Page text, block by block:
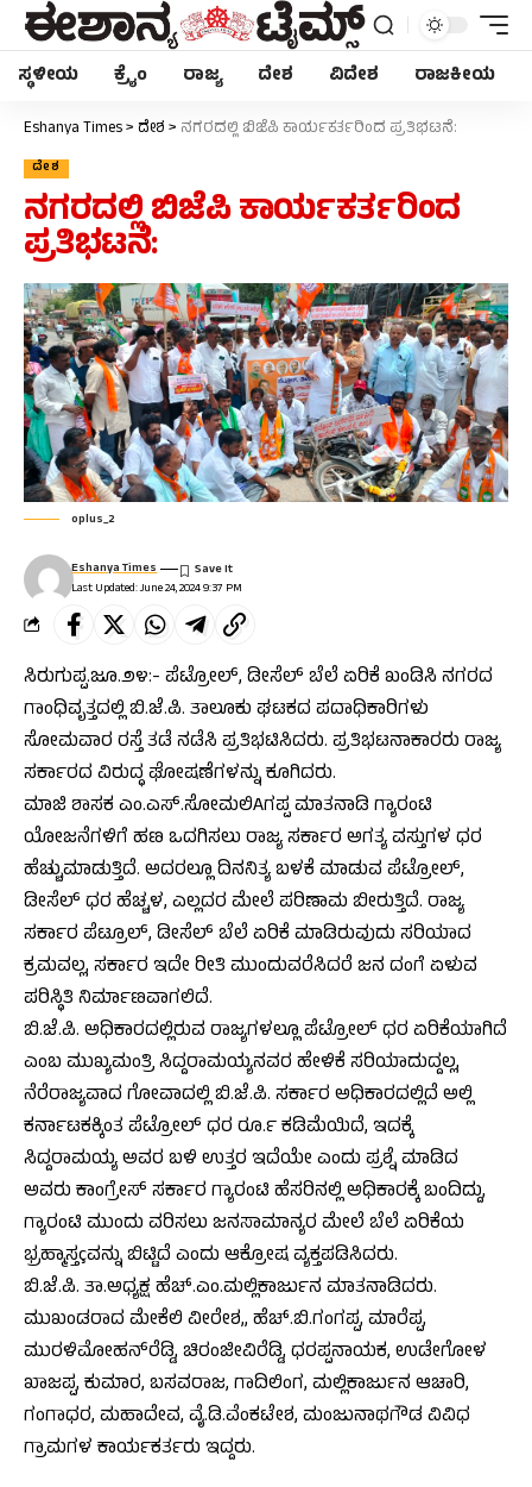
ಸ್ಥಳೀಯ ಕ್ರೈಂ ರಾಜ್ಯ ದೇಶ ವಿದೇಶ ರಾಜಕೀಯ
Eshanya Times>ದೇಶ> ನಗರದಲ್ಲಿ ಬಿಜೆಪಿ ಕಾರ್ಯಕರ್ತರಿಂದ ಪ್ರತಿಭಟನೆ:
ದೇಶ
ನಗರದಲ್ಲಿ ಬಿಜೆಪಿ ಕಾರ್ಯಕರ್ತರಿಂದ
ಪ್ರತಿಭಟನೆ:
oplus_2
Last Updated: June 24, 2024 9:37 PM
Eshanya Times
ಸಿರುಗುಪ್ಪ.ಜೂ.೨೪:- ಪೆಟ್ರೋಲ್, ಡೀಸೆಲ್ ಬೆಲೆ ಏರಿಕೆ ಖಂಡಿಸಿ ನಗರದ
ಗಾಂಧಿವೃತ್ತದಲ್ಲಿ ಬಿ.ಜೆ.ಪಿ. ತಾಲೂಕು ಘಟಕದ ಪದಾಧಿಕಾರಿಗಳು
ಸೋಮವಾರ ರಸ್ತೆ ತಡೆ ನಡೆಸಿ ಪ್ರತಿಭಟಿಸಿದರು. ಪ್ರತಿಭಟನಾಕಾರರು ರಾಜ್ಯ
ಸರ್ಕಾರದ ವಿರುದ್ಧ ಘೋಷಣೆಗಳನ್ನು ಕೂಗಿದರು.
ಮಾಜಿ ಶಾಸಕ ಎಂ.ಎಸ್.ಸೋಮಲಿAಗಪ್ಪ ಮಾತನಾಡಿ ಗ್ಯಾರಂಟಿ
ಯೋಜನೆಗಳಿಗೆ ಹಣ ಒದಗಿಸಲು ರಾಜ್ಯ ಸರ್ಕಾರ ಅಗತ್ಯ ವಸ್ತುಗಳ ಧರ
ಹೆಚ್ಚುಮಾಡುತ್ತಿದೆ. ಅದರಲ್ಲೂ ದಿನನಿತ್ಯ ಬಳಕೆ ಮಾಡುವ ಪೆಟ್ರೋಲ್,
ಡೀಸೆಲ್ ಧರ ಹೆಚ್ಚಳ, ಎಲ್ಲದರ ಮೇಲೆ ಪರಿಣಾಮ ಬೀರುತ್ತಿದೆ. ರಾಜ್ಯ
ಸರ್ಕಾರ ಪೆಟ್ರೂಲ್, ಡೀಸೆಲ್ ಬೆಲೆ ಏರಿಕೆ ಮಾಡಿರುವುದು ಸರಿಯಾದ
ಕ್ರಮವಲ್ಲ, ಸರ್ಕಾರ ಇದೇ ರೀತಿ ಮುಂದುವರೆಸಿದರೆ ಜನ ದಂಗೆ ಏಳುವ
ಪರಿಸ್ಥಿತಿ ನಿರ್ಮಾಣವಾಗಲಿದೆ.
ಬಿ.ಜೆ.ಪಿ. ಅಧಿಕಾರದಲ್ಲಿರುವ ರಾಜ್ಯಗಳಲ್ಲೂ ಪೆಟ್ರೋಲ್ ಧರ ಏರಿಕೆಯಾಗಿದೆ
ಎಂಬ ಮುಖ್ಯಮಂತ್ರಿ ಸಿದ್ದರಾಮಯ್ಯನವರ ಹೇಳಿಕೆ ಸರಿಯಾದುದ್ದಲ್ಲ,
ನೆರೆರಾಜ್ಯವಾದ ಗೋವಾದಲ್ಲಿ ಬಿ.ಜೆ.ಪಿ. ಸರ್ಕಾರ ಅಧಿಕಾರದಲ್ಲಿದೆ ಅಲ್ಲಿ
ಕರ್ನಾಟಕಕ್ಕಿಂತ ಪೆಟ್ರೋಲ್ ಧರ ರೂ.೯ ಕಡಿಮೆಯಿದೆ, ಇದಕ್ಕೆ
ಸಿದ್ದರಾಮಯ್ಯ ಅವರ ಬಳಿ ಉತ್ತರ ಇದೆಯೇ ಎಂದು ಪ್ರಶ್ನೆ ಮಾಡಿದ
ಅವರು ಕಾಂಗ್ರೇಸ್ ಸರ್ಕಾರ ಗ್ಯಾರಂಟಿ ಹೆಸರಿನಲ್ಲಿ ಅಧಿಕಾರಕ್ಕೆ ಬಂದಿದ್ದು,
ಗ್ಯಾರಂಟಿ ಮುಂದು ವರಿಸಲು ಜನಸಾಮಾನ್ಯರ ಮೇಲೆ ಬೆಲೆ ಏರಿಕೆಯ
ಭ್ರಹ್ಮಾಸ್ತçವನ್ನು ಬಿಟ್ಟಿದೆ ಎಂದು ಆಕ್ರೋಷ ವ್ಯಕ್ತಪಡಿಸಿದರು.
ಬಿ.ಜೆ.ಪಿ. ತಾ.ಅಧ್ಯಕ್ಷ ಹೆಚ್.ಎಂ.ಮಲ್ಲಿಕಾರ್ಜುನ ಮಾತನಾಡಿದರು.
ಮುಖಂಡರಾದ ಮೇಕೆಲಿ ವೀರೇಶ,, ಹೆಚ್.ಬಿ.ಗಂಗಪ್ಪ, ಮಾರೆಪ್ಪ,
ಮುರಳಿಮೋಹನ್‌ರೆಡ್ಡಿ, ಚಿರಂಜೀವಿರೆಡ್ಡಿ, ಧರಪ್ಪನಾಯಕ, ಉಡೇಗೋಳ
ಖಾಜಪ್ಪ, ಕುಮಾರ, ಬಸವರಾಜ, ಗಾದಿಲಿಂಗ, ಮಲ್ಲಿಕಾರ್ಜುನ ಆಚಾರಿ,
ಗಂಗಾಧರ, ಮಹಾದೇವ, ವೈ.ಡಿ.ವೆಂಕಟೇಶ, ಮಂಜುನಾಥಗೌಡ ವಿವಿಧ
ಗ್ರಾಮಗಳ ಕಾರ್ಯಕರ್ತರು ಇದ್ದರು.
WhatsApp Later
Don’t Miss Out! Join Our WhatsApp
Group Today!
Get the latest news, updates, and exclusive
content delivered straight to your WhatsApp.
Join Now
Powered By KhushiHost